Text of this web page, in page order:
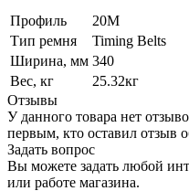
Профиль
20M
Тип ремня
Timing Belts
Ширина, мм 340
Вес, кг
25.32кг
Отзывы
У данного товара нет
первым, кто оставил отзыв
Задать вопрос
Вы можете задать любой
или работе магазина.